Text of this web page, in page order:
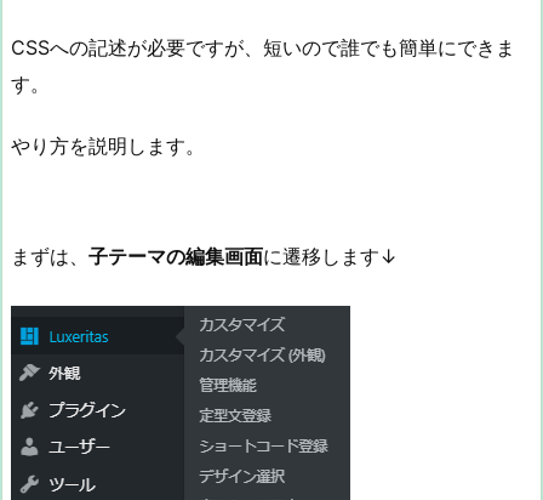
CSSへの記述が必要ですが、短いので誰でも簡単にできま
す。
やり方を説明します。
まずは、 子テーマの編集画面に遷移します↓